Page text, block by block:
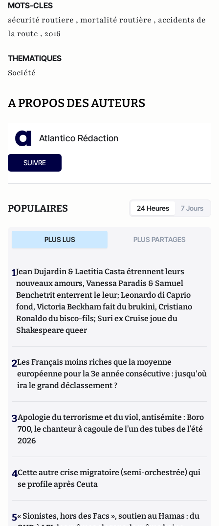
MOTS-CLES
sécurité routiere , mortalité routière , accidents de
la route , 2016
THEMATIQUES
Société
A PROPOS DES AUTEURS
Atlantico Rédaction
SUIVRE
POPULAIRES 24 Heures 7 Jours
PLUS LUS PLUS PARTAGES
1Jean Dujardin & Laetitia Casta étrennent leurs
nouveaux amours, Vanessa Paradis & Samuel
Benchetrit enterrent le leur; Leonardo di Caprio
fond, Victoria Beckham fait du brukini, Cristiano
Ronaldo du bisco-fils; Suri ex Cruise joue du
Shakespeare queer
2Les Français moins riches que la moyenne
européenne pour la 3e année consécutive : jusqu'où
ira le grand déclassement ?
3Apologie du terrorisme et du viol, antisémite : Boro
700, le chanteur à cagoule de l’un des tubes de l’été
2026
4Cette autre crise migratoire (semi-orchestrée) qui
se profile après Ceuta
5« Sionistes, hors des Facs », soutien au Hamas : du